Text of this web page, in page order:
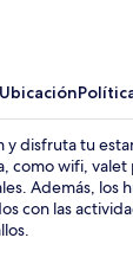
Ubicación
y disfruta tu
como wifi,
Además, los
con las